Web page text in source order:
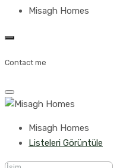
Misagh Homes
Contact me
Misagh Homes
Listeleri Görüntüle